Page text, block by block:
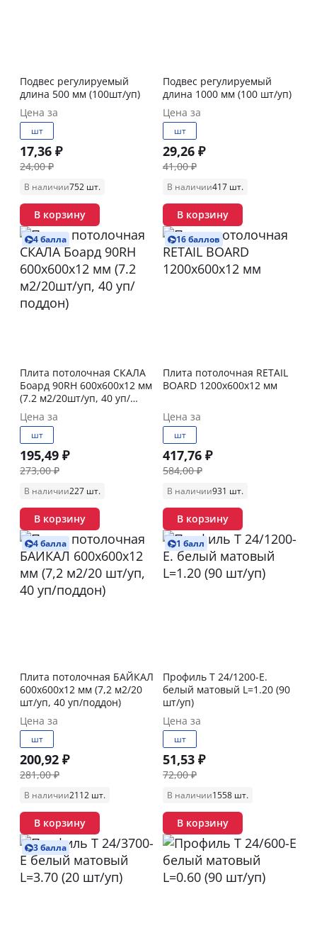
Подвес регулируемый
длина 500 мм (100шт/уп)
Цена за
шт
17,36 ₽
24,00 ₽
В наличии752 шт.
В корзину
Подвес регулируемый
длина 1000 мм (100 шт/уп)
Цена за
шт
29,26 ₽
41,00 ₽
В наличии417 шт.
В корзину
4 балла
Плита потолочная СКАЛА
Боард 90RH 600х600х12 мм
(7.2 м2/20шт/уп, 40 уп/
поддон)
Цена за
шт
195,49 ₽
273,00 ₽
В наличии227 шт.
В корзину
16 баллов
Плита потолочная RETAIL
BOARD 1200х600х12 мм
Цена за
шт
417,76 ₽
584,00 ₽
В наличии931 шт.
В корзину
4 балла
Плита потолочная БАЙКАЛ
600х600х12 мм (7,2 м2/20
шт/уп, 40 уп/поддон)
Цена за
шт
200,92 ₽
281,00 ₽
В наличии2112 шт.
В корзину
1 балл
Профиль T 24/1200-E.
белый матовый L=1.20 (90
шт/уп)
Цена за
шт
51,53 ₽
72,00 ₽
В наличии1558 шт.
В корзину
3 балла